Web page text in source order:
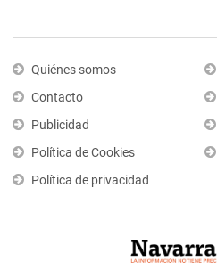
Quiénes somos
Contacto
Publicidad
Política de Cookies
Política de privacidad